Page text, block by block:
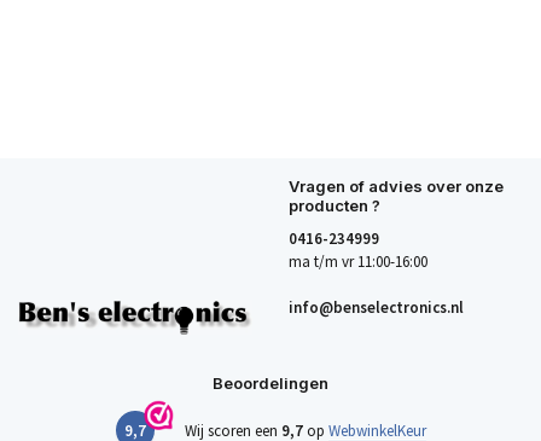
Vragen of advies over onze
producten ?
0416-234999
ma t/m vr 11:00-16:00
info@benselectronics.nl
Beoordelingen
9,7 Wij scoren een 9,7op WebwinkelKeur